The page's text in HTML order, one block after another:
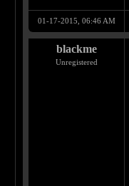
01-17-2015, 06:46 AM
blackme
Unregistered